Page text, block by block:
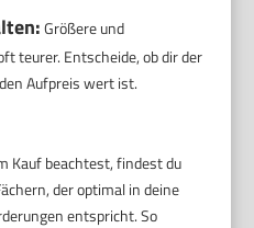
Größere und
teurer. Entscheide, ob dir der
Aufpreis wert ist.
Kauf beachtest, findest du
der optimal in deine
entspricht. So